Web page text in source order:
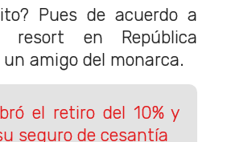
Pues de acuerdo a
resort en República
amigo del monarca.
el retiro del 10% y
seguro de cesantía